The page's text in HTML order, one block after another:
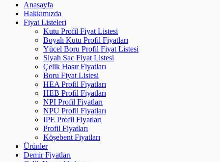
Anasayfa
Hakkımızda
Fiyat Listeleri
Kutu Profil Fiyat Listesi
Boyalı Kutu Profil Fiyatları
Yücel Boru Profil Fiyat Listesi
Siyah Sac Fiyat Listesi
Çelik Hasır Fiyatları
Boru Fiyat Listesi
HEA Profil Fiyatları
HEB Profil Fiyatları
NPI Profil Fiyatları
NPU Profil Fiyatları
IPE Profil Fiyatları
Profil Fiyatları
Köşebent Fiyatları
Ürünler
Demir Fiyatları